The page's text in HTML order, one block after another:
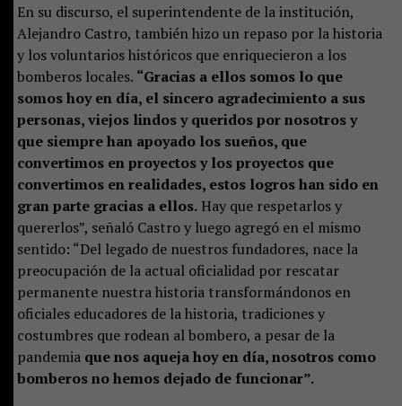
En su discurso, el superintendente de la institución,
Alejandro Castro, también hizo un repaso por la historia
y los voluntarios históricos que enriquecieron a los
bomberos locales. “Gracias a ellos somos lo que
somos hoy en día, el sincero agradecimiento a sus
personas, viejos lindos y queridos por nosotros y
que siempre han apoyado los sueños, que
convertimos en proyectos y los proyectos que
convertimos en realidades, estos logros han sido en
gran parte gracias a ellos.Hay que respetarlos y
quererlos”, señaló Castro y luego agregó en el mismo
sentido: “Del legado de nuestros fundadores, nace la
preocupación de la actual oficialidad por rescatar
permanente nuestra historia transformándonos en
oficiales educadores de la historia, tradiciones y
costumbres que rodean al bombero, a pesar de la
pandemia que nos aqueja hoy en día, nosotros como
bomberos no hemos dejado de funcionar”.